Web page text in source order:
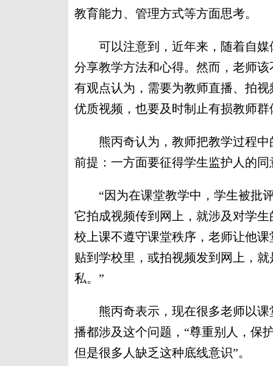
教育能力、管理方式等方面思考。
可以注意到，近年来，随着自媒
分享教学方法和心得。然而，老师
有观点认为，需要为教师直播、拍
优质视频，也要及时制止有损教师群
熊丙奇认为，教师把教学过程中
前提：一方面要征得学生监护人的同
“因为在课堂教学中，学生被批评
它拍成视频传到网上，就涉及对学
校上课不遵守课堂秩序，老师让他
贴到学校里，或拍视频发到网上，
私。”
熊丙奇表示，现在很多老师以课
播都涉及这个问题，“尊重别人，保
但是很多人缺乏这种底线意识”。